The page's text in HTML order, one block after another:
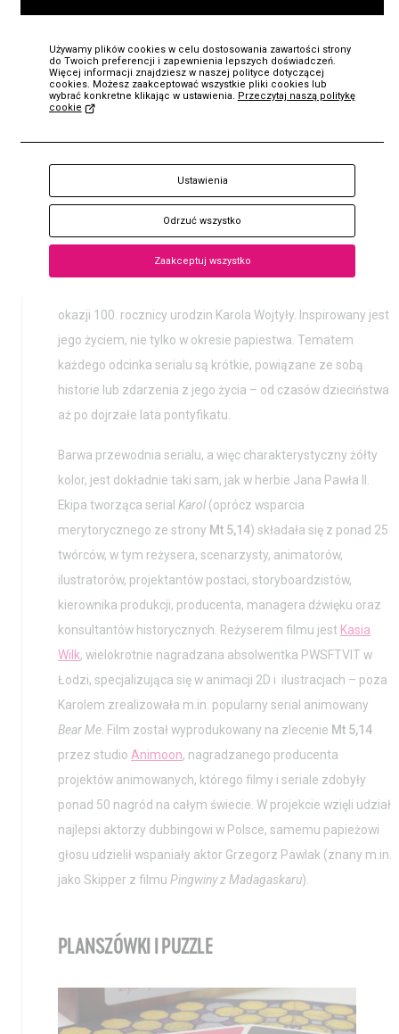
Bilet
POKAZ SERIALU ANIMOWANEGO „KAROL”
to serial animowanyprzygotowany na zlecenie
okazji 100. rocznicy urodzin Karola Wojtyły. Inspirowany jest
jego życiem, nie tylko w okresie papiestwa. Tematem
każdego odcinka serialu są krótkie, powiązane ze sobą
historie lub zdarzenia z jego życia – od czasów dzieciństwa
aż po dojrzałe lata pontyfikatu.
Barwa przewodnia serialu, a więc charakterystyczny żółty
kolor, jest dokładnie taki sam, jak w herbie Jana Pawła II.
Ekipa tworząca serial Karol (oprócz wsparcia
merytorycznego ze strony Mt 5,14) składała się z ponad 25
twórców, w tym reżysera, scenarzysty, animatorów,
ilustratorów, projektantów postaci, storyboardzistów,
kierownika produkcji, producenta, managera dźwięku oraz
konsultantów historycznych. Reżyserem filmu jest Kasia
Wilk, wielokrotnie nagradzana absolwentka PWSFTVIT w
Łodzi, specjalizująca się w animacji 2D i ilustracjach – poza
Karolem zrealizowała m.in. popularny serial animowany
Bear Me . Film został wyprodukowany na zlecenie Mt 5,14
przez studio Animoon, nagradzanego producenta
projektów animowanych, którego filmy i seriale zdobyły
ponad 50 nagród na całym świecie. W projekcie wzięli udział
najlepsi aktorzy dubbingowi w Polsce, samemu papieżowi
głosu udzielił wspaniały aktor Grzegorz Pawlak (znany m.in.
jako Skipper z filmu Pingwiny z Madagaskaru).
PLANSZÓWKI I PUZZLE
Używamy plików cookies w celu dostosowania zawartości strony
do Twoich preferencji i zapewnienia lepszych doświadczeń.
Więcej informacji znajdziesz w naszej polityce dotyczącej
cookies. Możesz zaakceptować wszystkie pliki cookies lub
wybrać konkretne klikając w ustawienia. Przeczytaj naszą politykę
cookie
Ustawienia
Odrzuć wszystko
Zaakceptuj wszystko